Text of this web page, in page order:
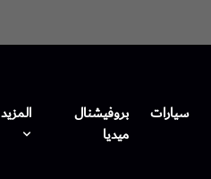
سيارات
بروفيشنال
ميديا
المزيد